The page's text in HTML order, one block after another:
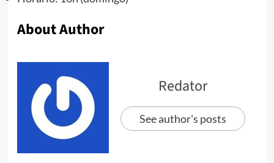
About Author
Redator
See author's posts